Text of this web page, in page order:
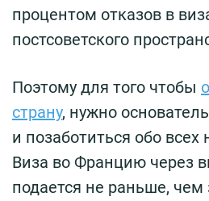
процентом отказов в
постсоветского
Поэтому для того чтобы
страну, нужно
и позаботиться обо всех
Виза во Францию через
подается не раньше, чем